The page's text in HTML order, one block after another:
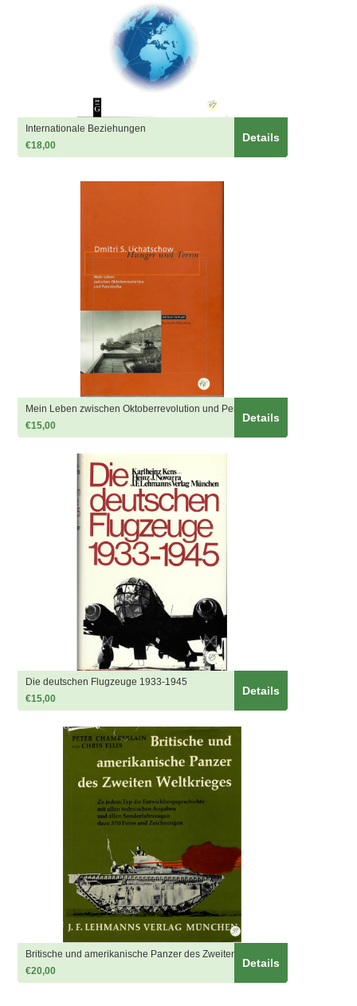
Details
Internationale Beziehungen
€18,00
Details
Mein Leben zwischen Oktoberrevolution und Perestroika
€15,00
Details
Die deutschen Flugzeuge 1933-1945
€15,00
Details
Britische und amerikanische Panzer des Zweiten Weltkrieges
€20,00